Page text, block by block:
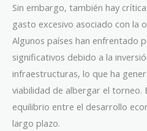
Sin embargo, también hay
gasto excesivo asociado con la
Algunos países han enfrentado
significativos debido a la
infraestructuras, lo que ha
viabilidad de albergar el torneo.
equilibrio entre el desarrollo
largo plazo.